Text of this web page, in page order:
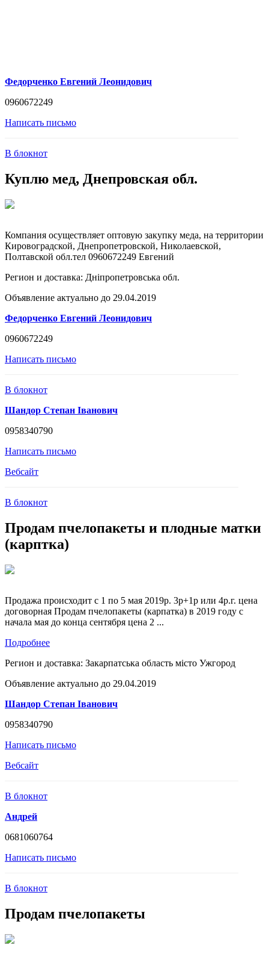
Федорченко Евгений Леонидович
0960672249
Написать письмо
В блокнот
Куплю мед, Днепровская обл.
Компания осуществляет оптовую закупку меда, на территории
Кировоградской, Днепропетровской, Николаевской,
Полтавской обл.тел 0960672249 Евгений
Регион и доставка: Дніпропетровська обл.
Объявление актуально до 29.04.2019
Федорченко Евгений Леонидович
0960672249
Написать письмо
В блокнот
Шандор Степан Іванович
0958340790
Написать письмо
Вебсайт
В блокнот
Продам пчелопакеты и плодные матки
(карптка)
Продажа происходит с 1 по 5 мая 2019р. 3р+1р или 4р.г. цена
договорная Продам пчелопакеты (карпатка) в 2019 году с
начала мая до конца сентября цена 2 ...
Подробнее
Регион и доставка: Закарпатська область місто Ужгород
Объявление актуально до 29.04.2019
Шандор Степан Іванович
0958340790
Написать письмо
Вебсайт
В блокнот
Андрей
0681060764
Написать письмо
В блокнот
Продам пчелопакеты